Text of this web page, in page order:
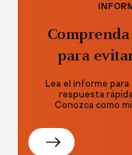
para
Lea el informe
respuesta
Conozca como